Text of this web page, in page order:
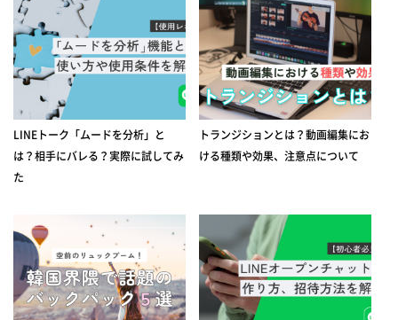
LINEトーク「ムードを分析」と
は？相手にバレる？実際に試してみ
た
トランジションとは？動画編集にお
ける種類や効果、注意点について